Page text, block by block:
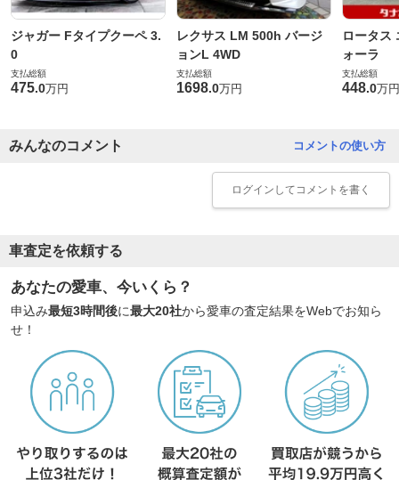
ジャガー Fタイプクーペ 3.
0
支払総額
475.0万円
レクサス LM 500h バージ
ョンL 4WD
支払総額
1698.0万円
ロータス
ォーラ
支払総額
448.0万円
コメントの使い方
みんなのコメント
ログイン してコメントを書く
車査定を依頼する
あなたの愛車、今いくら？
申込み最短3時間後に最大20社から愛車の査定結果をWebでお知ら
せ！